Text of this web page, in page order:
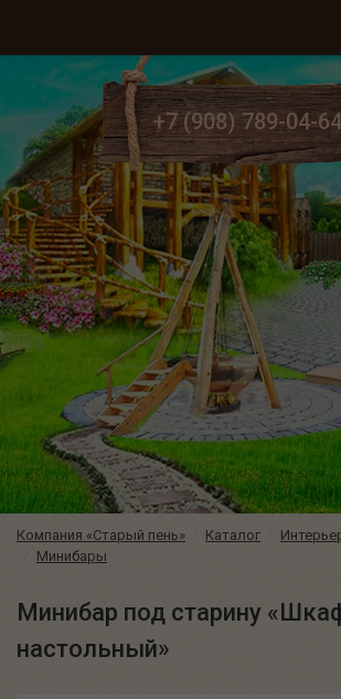
+7 (908) 789-04-64
Компания «Старый пень» Каталог
Минибары
Минибар под старину
настольный»